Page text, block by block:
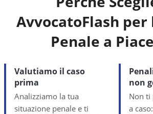
AvvocatoFlash per
Penale a
Valutiamo il caso
prima
Analizziamo la tua
situazione penale e ti
non
Non ti
a